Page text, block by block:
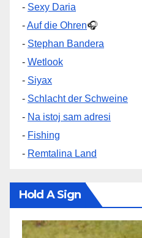
- Sexy Daria
-Auf die Ohren🎧
- Stephan Bandera
- Wetlook
- Siyax
- Schlacht der Schweine
- Na istoj sam adresi
- Fishing
- Remtalina Land
Hold A Sign